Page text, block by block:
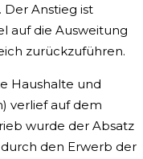
Der Anstieg ist
auf die Ausweitung
zurückzuführen.
Haushalte und
verlief auf dem
wurde der Absatz
den Erwerb der